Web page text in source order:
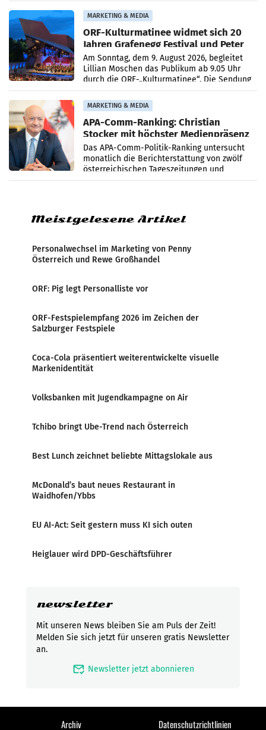
MARKETING & MEDIA
ORF-Kulturmatinee widmet sich 20
Jahren Grafenegg Festival und Peter
Simonischek
Am Sonntag, dem 9. August 2026, begleitet
Lillian Moschen das Publikum ab 9.05 Uhr
durch die ORF-„Kulturmatinee“. Die Sendung
startet mit der Dokumentation „20 Jahre
Grafenegg
MARKETING & MEDIA
APA-Comm-Ranking: Christian
Stocker mit höchster Medienpräsenz
im Juli
Das APA-Comm-Politik-Ranking untersucht
monatlich die Berichterstattung von zwölf
österreichischen Tageszeitungen und
analysiert, welche Politikerinnen und
Meistgelesene Artikel
Personalwechsel im Marketing von Penny
Österreich und Rewe Großhandel
ORF: Pig legt Personalliste vor
ORF-Festspielempfang 2026 im Zeichen der
Salzburger Festspiele
Coca-Cola präsentiert weiterentwickelte visuelle
Markenidentität
Volksbanken mit Jugendkampagne on Air
Tchibo bringt Ube-Trend nach Österreich
Best Lunch zeichnet beliebte Mittagslokale aus
McDonald’s baut neues Restaurant in
Waidhofen/Ybbs
EU AI-Act: Seit gestern muss KI sich outen
Heiglauer wird DPD-Geschäftsführer
newsletter
Mit unseren News bleiben Sie am Puls der Zeit!
Melden Sie sich jetzt für unseren gratis Newsletter
an.
mark_email_read Newsletter jetzt abonnieren
Archiv Datenschutzrichtlinien